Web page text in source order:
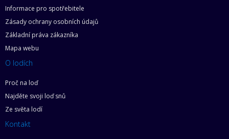
Informace pro spotřebitele
Zásady ochrany osobních údajů
Základní práva zákazníka
Mapa webu
O lodích
Proč na loď
Najděte svoji loď snů
Ze světa lodí
Kontakt